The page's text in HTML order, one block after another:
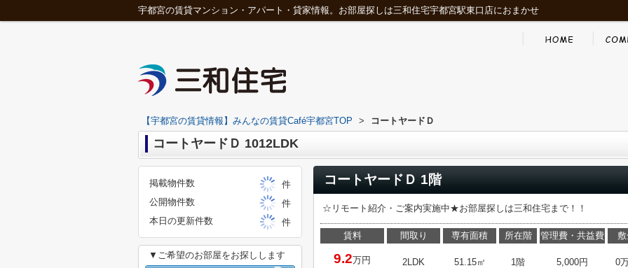
宇都宮の賃貸マンション・アパート・貸家情報。お部屋探しは三和住宅宇都宮駅東口店におまかせ
【宇都宮の賃貸情報】みんなの賃貸Café宇都宮TOP > コートヤードＤ
コートヤードＤ 1012LDK
コートヤードＤ 1階
☆リモート紹介・ご案内実施中★お部屋探しは三和住宅まで！！
賃料
9.2万円
間取り
2LDK
専有面積
51.15㎡
所在階
1階
管理費・共益費
5,000円 0
掲載物件数
件
公開物件数
件
本日の更新件数
件
▼ご希望のお部屋をお探しします